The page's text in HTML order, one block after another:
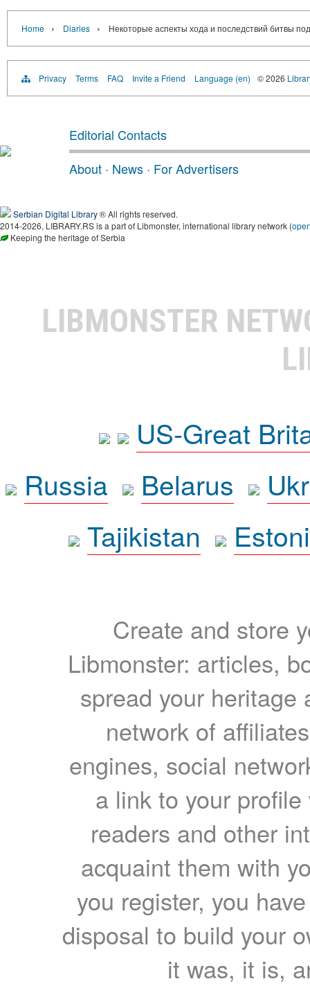
Home › Diaries › Некоторые аспекты хода и последствий битвы
Privacy Terms FAQ Invite a Friend Language (en) © 2026
Editorial Contacts
About · News · For Advertisers
Serbian Digital Library® All rights reserved.
2014-2026, LIBRARY.RS is a part of Libmonster, international library network (
Keeping the heritage of Serbia
LIBMONSTER
US-Great
Russia
Belarus
Tajikistan
Create and store
Libmonster: articles,
spread your heritage
network of
engines, social
a link to your
readers and other
acquaint them with
you register, you
disposal to build your
it was, it is,